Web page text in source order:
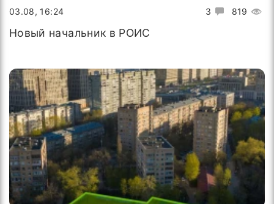
3 819
03.08, 16:24
Новый начальник в РОИС